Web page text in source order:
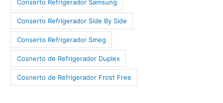
Conserto Refrigerador Samsung
Conserto Refrigerador Side By Side
Conserto Refrigerador Smeg
Cosnerto de Refrigerador Duplex
Cosnerto de Refrigerador Frost Free